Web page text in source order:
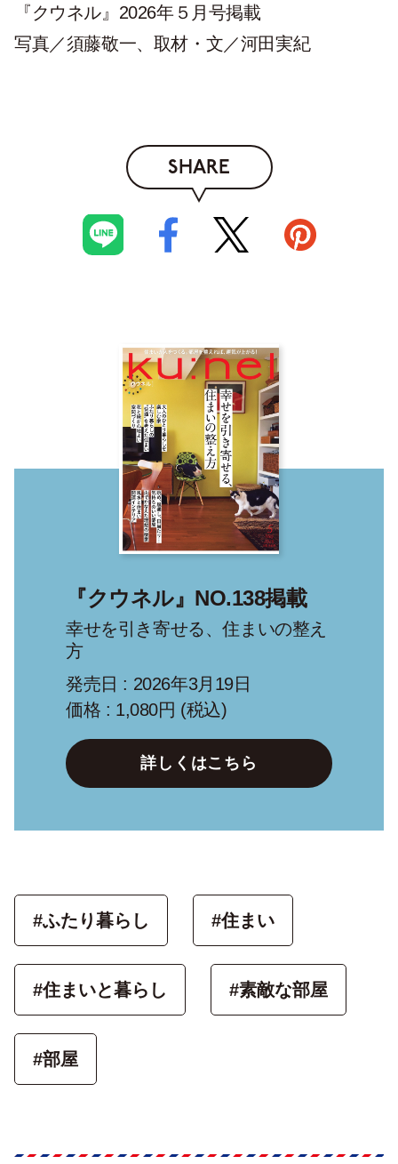
『クウネル』2026年５月号掲載
写真／須藤敬一、取材・文／河田実紀
SHARE
『クウネル』NO.138掲載
幸せを引き寄せる、住まいの整え
方
発売日 : 2026年3月19日
価格 : 1,080円 (税込)
詳しくはこちら
#ふたり暮らし #住まい
#住まいと暮らし #素敵な部屋
#部屋